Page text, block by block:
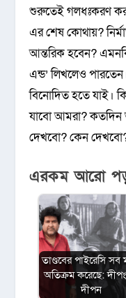
শুরুতেই গলধঃকরণ
এর শেষ কোথায়?
আন্তরিক হবেন? এমনকি
এন্ড’ লিখলেও
বিনোদিত হতে যাই।
যাবো আমরা? কতদিন
দেখবো? কেন
এরকম আরো
তাণ্ডবের পাইরেসি সব
অতিক্রম করেছে:
দীপন